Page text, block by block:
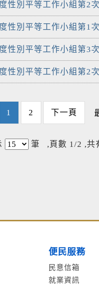
性別平等工作小組第2
性別平等工作小組第1
性別平等工作小組第3
性別平等工作小組第2
1 2 下一頁
筆 ,頁數 1/2 ,共
便民服務
民意信箱
就業資訊